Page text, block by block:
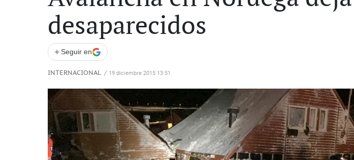
desaparecidos
+ Seguir en
INTERNACIONAL / 19 diciembre 2015 13:51